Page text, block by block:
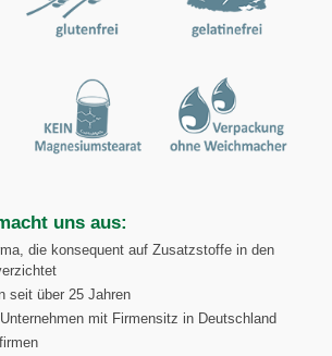
uns aus:
die konsequent auf Zusatzstoffe in den
seit über 25 Jahren
mit Firmensitz in Deutschland